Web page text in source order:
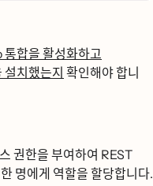
활성화하고
확인해야 합니
권한을 부여하여 REST
명에게 역할을 할당합니다.